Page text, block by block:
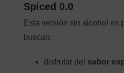
Spiced 0.0
Esta versión sin alcohol es
buscan:
disfrutar del sabor